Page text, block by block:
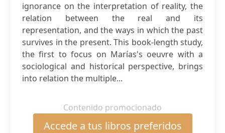
ignorance on the interpretation of reality, the
relation between the real and its
representation, and the ways in which the past
survives in the present. This book-length study,
the first to focus on Marías's oeuvre with a
sociological and historical perspective, brings
into relation the multiple...
Contenido promocionado
Accede a tus libros preferidos